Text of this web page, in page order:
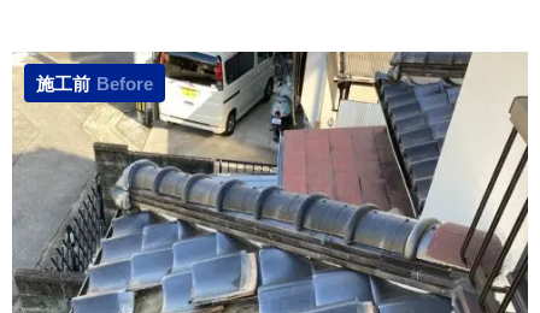
施工前 Before